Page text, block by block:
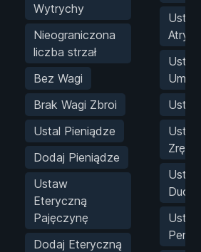
Wytrychy
Nieograniczona
liczba strzał
Bez Wagi
Brak Wagi Zbroi
Ustal Pieniądze
Dodaj Pieniądze
Ustaw
Eteryczną
Pajęczynę
Dodaj Eteryczną